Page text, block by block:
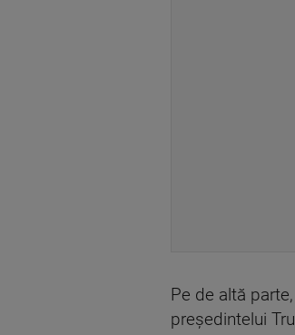
Pe de altă
președintelui